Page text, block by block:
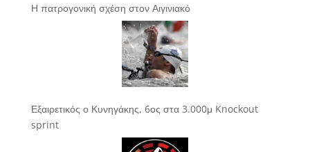
Η πατρογονική σχέση στον Αιγινιακό
Εξαιρετικός ο Κυνηγάκης, 6ος στα 3.000μ Knockout
sprint